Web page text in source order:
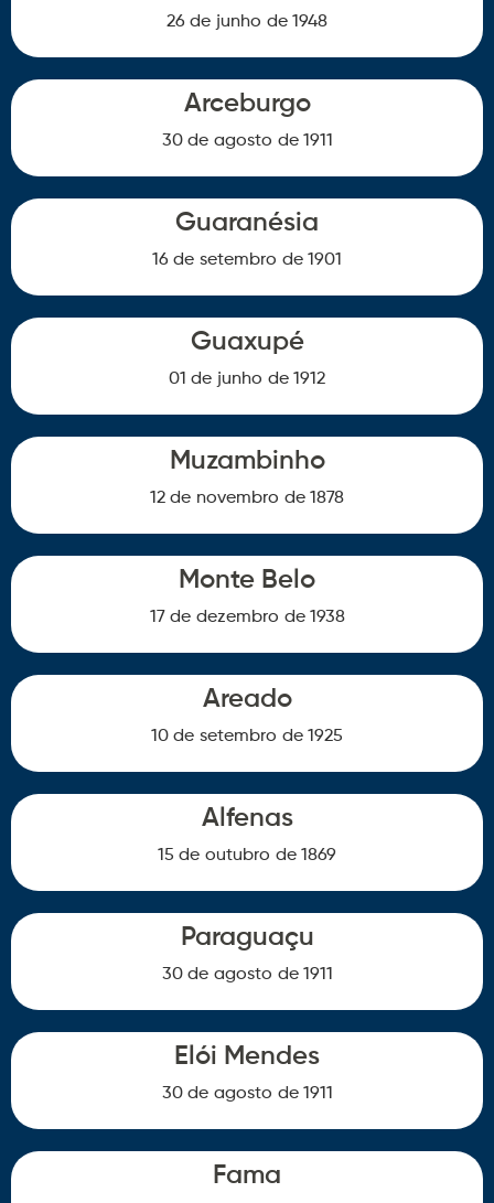
26 de junho de 1948
Arceburgo
30 de agosto de 1911
Guaranésia
16 de setembro de 1901
Guaxupé
01 de junho de 1912
Muzambinho
12 de novembro de 1878
Monte Belo
17 de dezembro de 1938
Areado
10 de setembro de 1925
Alfenas
15 de outubro de 1869
Paraguaçu
30 de agosto de 1911
Elói Mendes
30 de agosto de 1911
Fama